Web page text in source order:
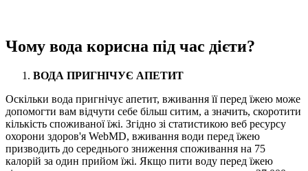
Чому вода корисна під час дієти?
ВОДА ПРИГНІЧУЄ АПЕТИТ
Оскільки вода пригнічує апетит, вживання її перед їжею може
допомогти вам відчути себе більш ситим, а значить, скоротити
кількість споживаної їжі. Згідно зі статистикою веб ресурсу
охорони здоров'я WebMD, вживання води перед їжею
призводить до середнього зниження споживання на 75
калорій за один прийом їжі. Якщо пити воду перед їжею